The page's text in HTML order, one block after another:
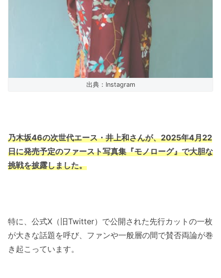
出典：Instagram
乃木坂46の次世代エース・井上和さんが、2025年4月22
日に発売予定のファースト写真集『モノローグ』で大胆な
挑戦を披露しました。
特に、公式X（旧Twitter）で公開された先行カットの一枚
が大きな話題を呼び、ファンや一般層の間で賛否両論が巻
き起こっています。